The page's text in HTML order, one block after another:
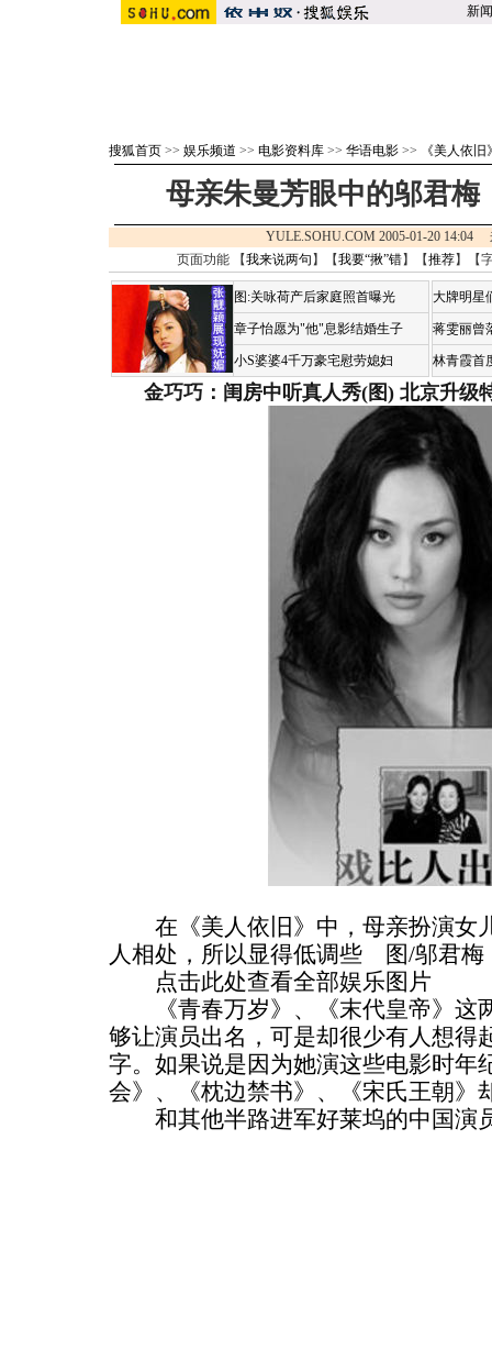
新闻
搜狐首页>> 娱乐频道 >> 电影资料库>> 华语电影>> 《美人依旧
母亲朱曼芳眼中的邬君梅
YULE.SOHU.COM 2005-01-20 14:04
页面功能 【我来说两句 】【我要“揪”错】【推荐】【
图:关咏荷产后家庭照首曝光
章子怡愿为"他"息影结婚生子
小S婆婆4千万豪宅慰劳媳妇
大牌明星
蒋雯丽曾
林青霞首
金巧巧：闺房中听真人秀(图) 北京升级
在《美人依旧》中，母亲扮演女
人相处，所以显得低调些 图/邬君梅
点击此处查看全部娱乐图片
《青春万岁》、《末代皇帝》这
够让演员出名，可是却很少有人想得
字。如果说是因为她演这些电影时年
会》、《枕边禁书》、《宋氏王朝》
和其他半路进军好莱坞的中国演